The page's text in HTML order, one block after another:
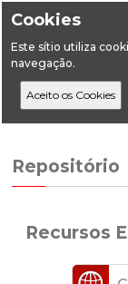
Cookies
Este sítio utiliza
navegação.
HomeRepositório
Repositório
Recursos